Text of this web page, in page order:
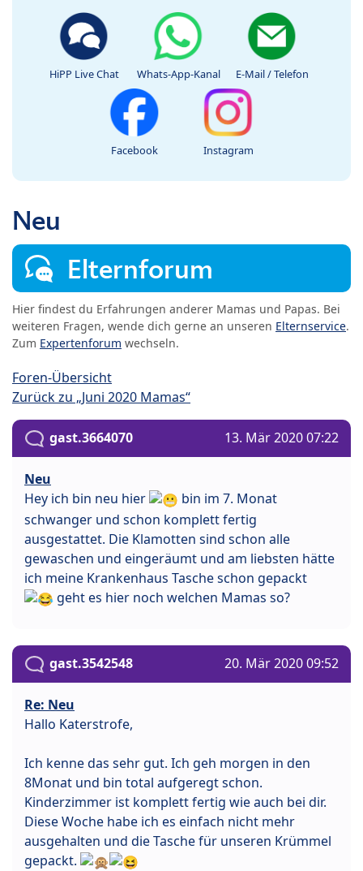
HiPP Live Chat Whats-App-Kanal E-Mail / Telefon
Facebook Instagram
Neu
Elternforum
Hier findest du Erfahrungen anderer Mamas und Papas. Bei
weiteren Fragen, wende dich gerne an unseren Elternservice.
Zum Expertenforum wechseln.
Foren-Übersicht
Zurück zu „Juni 2020 Mamas“
gast.3664070 13. Mär 2020 07:22
Neu
Hey ich bin neu hier
bin im 7. Monat
schwanger und schon komplett fertig
ausgestattet. Die Klamotten sind schon alle
gewaschen und eingeräumt und am liebsten hätte
ich meine Krankenhaus Tasche schon gepackt
geht es hier noch welchen Mamas so?
gast.3542548 20. Mär 2020 09:52
Re: Neu
Hallo Katerstrofe,
Ich kenne das sehr gut. Ich geh morgen in den
8Monat und bin total aufgeregt schon.
Kinderzimmer ist komplett fertig wie auch bei dir.
Diese Woche habe ich es einfach nicht mehr
ausgehalten und die Tasche für unseren Krümmel
gepackt.